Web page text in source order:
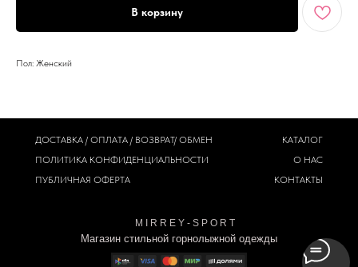
В корзину
Пол: Женский
M I R R E Y - S P O R T
Магазин стильной горнолыжной одежды
ДОСТАВКА / ОПЛАТА / ВОЗВРАТ/ ОБМЕН
ПОЛИТИКА КОНФИДЕНЦИАЛЬНОСТИ
ПУБЛИЧНАЯ ОФЕРТА
КАТАЛОГ
О НАС
КОНТАКТЫ